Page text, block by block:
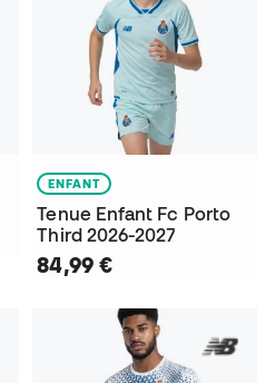
ENFANT
Tenue Enfant Fc Porto
Third 2026-2027
84,99 €